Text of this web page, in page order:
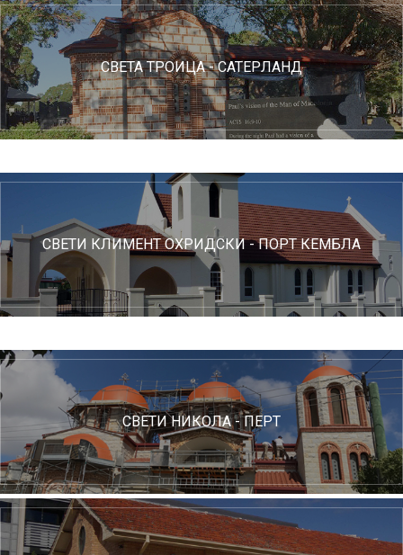
СВЕТА ТРОИЦА - САТЕРЛАНД
СВЕТИ КЛИМЕНТ ОХРИДСКИ - ПОРТ КЕМБЛА
СВЕТИ НИКОЛА - ПЕРТ